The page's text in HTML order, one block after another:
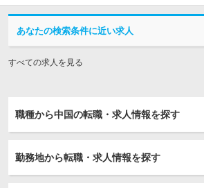
あなたの検索条件に近い求人
すべての求人を見る
職種から中国の転職・求人情報を探す
勤務地から転職・求人情報を探す